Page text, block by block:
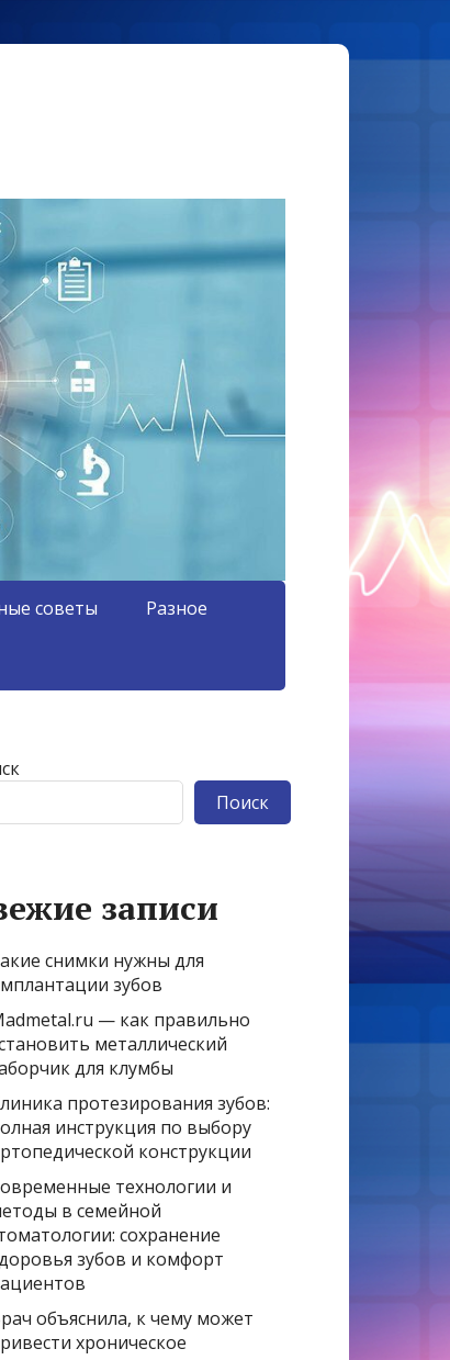
советы Разное
Поиск
записи
снимки нужны для
зубов
— как правильно
металлический
для клумбы
протезирования зубов:
инструкция по выбору
конструкции
технологии и
в семейной
сохранение
зубов и комфорт
объяснила, к чему может
хроническое